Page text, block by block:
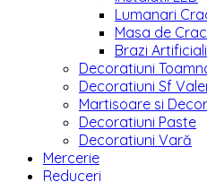
Lumanari
Masa de
Brazi Artificiali
Decoratiuni
Decoratiuni Sf
Martisoare si
Decoratiuni Paste
Decoratiuni Vară
Mercerie
Reduceri